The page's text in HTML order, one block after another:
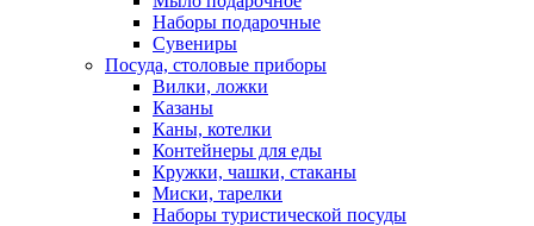
Наборы подарочные
Сувениры
Посуда, столовые приборы
Вилки, ложки
Казаны
Каны, котелки
Контейнеры для еды
Кружки, чашки, стаканы
Миски, тарелки
Наборы туристической посуды